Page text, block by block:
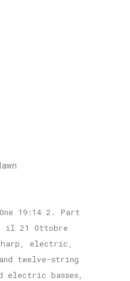
19:14 2. Part
il 21 Ottobre
harp, electric,
twelve-string
electric basses,